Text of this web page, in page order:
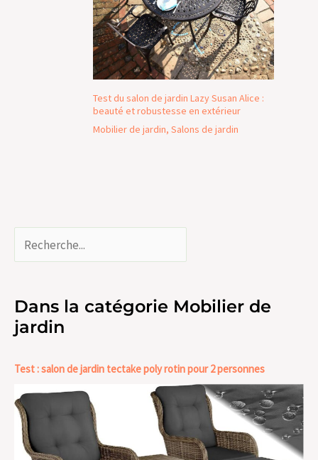
Test du salon de jardin Lazy Susan Alice :
beauté et robustesse en extérieur
Mobilier de jardin, Salons de jardin
Dans la catégorie Mobilier de
jardin
Test : salon de jardin tectake poly rotin pour 2 personnes